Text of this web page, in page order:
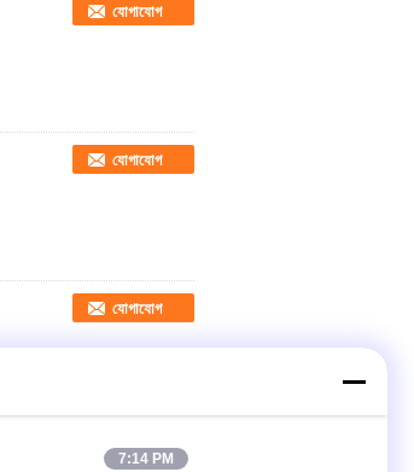
যোগাযোগ
যোগাযোগ
যোগাযোগ
যোগাযোগ
7:14 PM